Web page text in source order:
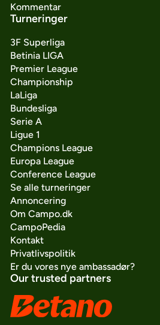
Kommentar
Turneringer
3F Superliga
Betinia LIGA
Premier League
Championship
LaLiga
Bundesliga
Serie A
Ligue 1
Champions League
Europa League
Conference League
Se alle turneringer
Annoncering
Om Campo.dk
CampoPedia
Kontakt
Privatlivspolitik
Er du vores nye ambassadør?
Our trusted partners